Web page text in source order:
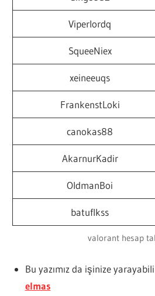
Viperlordq
SqueeNiex
xeineeuqs
FrankenstLoki
canokas88
AkarnurKadir
OldmanBoi
batuflkss
valorant hesap
Bu yazımız da işinize
elmas